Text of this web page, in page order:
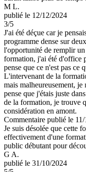
M L.
publié le 12/12/2024
3/5
J'ai été déçue car je
programme dense sur
l'opportunité de remplir
formation, j'ai été d'office
pense que ce n'est pas ce
L'intervenant de la
mais malheureusement, je
pense que j'étais juste
de la formation, je trouve
considération en amont.
Commentaire publié le
Je suis désolée que cette
effectivement d'une
public débutant pour
G A.
publié le 31/10/2024